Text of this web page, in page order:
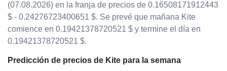
(07.08.2026) en la franja de precios de 0.16508171912443
$ - 0.24276723400651 $. Se prevé que mañana Kite
comience en 0.19421378720521 $ y termine el día en
0.19421378720521 $.
Predicción de precios de Kite para la semana